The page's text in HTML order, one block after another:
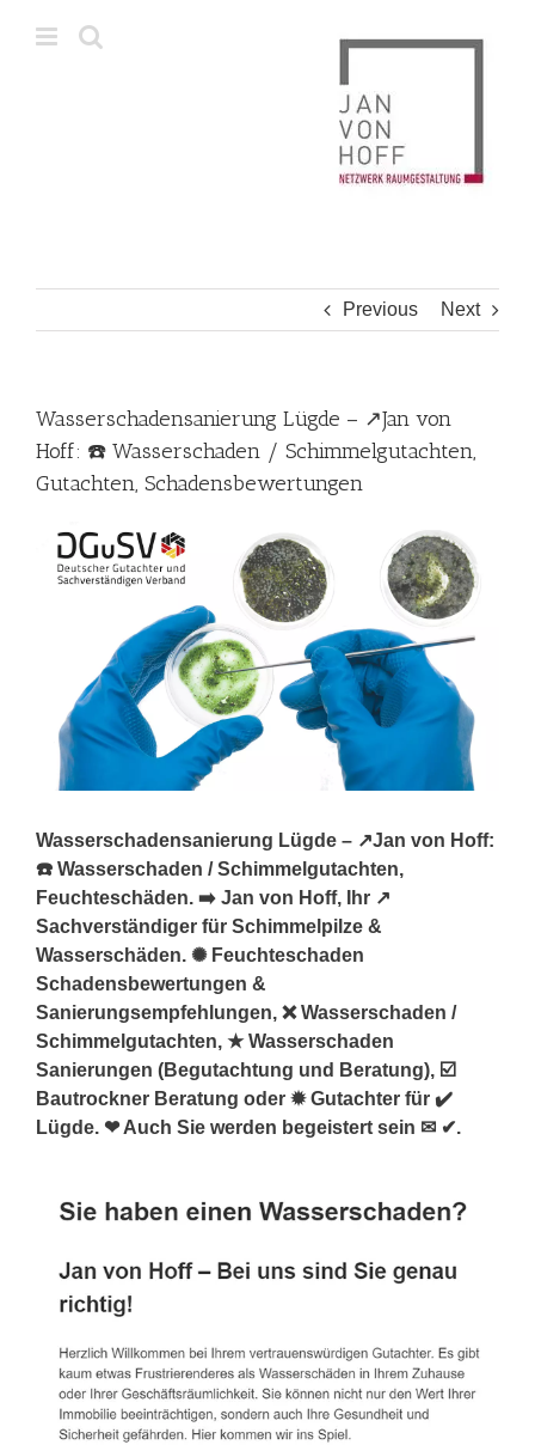
Previous Next
Wasserschadensanierung Lügde – ↗️Jan von
Hoff: ☎️ Wasserschaden / Schimmelgutachten,
Gutachten, Schadensbewertungen
Wasserschadensanierung Lügde – ↗️Jan von Hoff:
☎️ Wasserschaden / Schimmelgutachten,
Feuchteschäden. ➡️ Jan von Hoff, Ihr ↗️
Sachverständiger für Schimmelpilze &
Wasserschäden. ✺ Feuchteschaden
Schadensbewertungen &
Sanierungsempfehlungen, ❌ Wasserschaden /
Schimmelgutachten, ★ Wasserschaden
Sanierungen (Begutachtung und Beratung), ☑️
Bautrockner Beratung oder ✹ Gutachter für ✔️
Lügde. ❤ Auch Sie werden begeistert sein ✉ ✔.